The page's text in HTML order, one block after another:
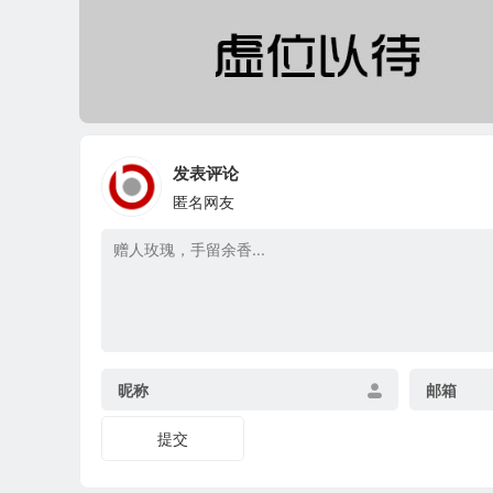
发表评论
匿名网友
昵称 邮箱
提交